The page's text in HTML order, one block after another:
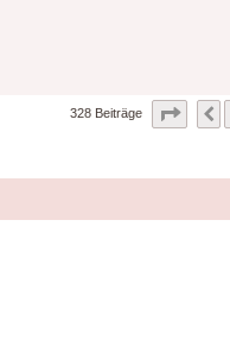
328 Beiträge Seite